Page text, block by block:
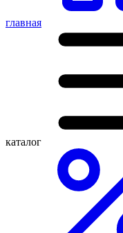
главная
каталог